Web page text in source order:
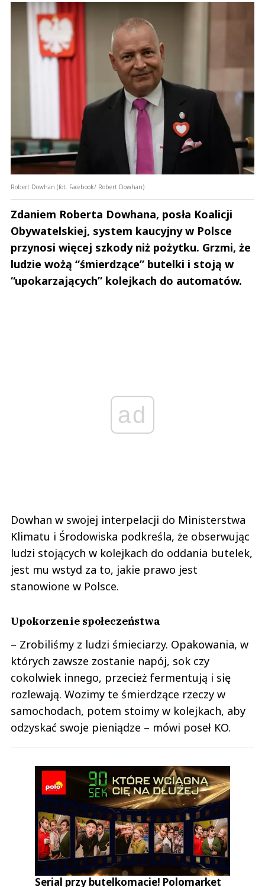
Robert Dowhan (fot. Facebook/ Robert Dowhan)
Zdaniem Roberta Dowhana, posła Koalicji
Obywatelskiej, system kaucyjny w Polsce
przynosi więcej szkody niż pożytku. Grzmi, że
ludzie wożą “śmierdzące” butelki i stoją w
“upokarzających” kolejkach do automatów.
ad
Dowhan w swojej interpelacji do Ministerstwa
Klimatu i Środowiska podkreśla, że obserwując
ludzi stojących w kolejkach do oddania butelek,
jest mu wstyd za to, jakie prawo jest
stanowione w Polsce.
Upokorzenie społeczeństwa
– Zrobiliśmy z ludzi śmieciarzy. Opakowania, w
których zawsze zostanie napój, sok czy
cokolwiek innego, przecież fermentują i się
rozlewają. Wozimy te śmierdzące rzeczy w
samochodach, potem stoimy w kolejkach, aby
odzyskać swoje pieniądze – mówi poseł KO.
Serial przy butelkomacie! Polomarket